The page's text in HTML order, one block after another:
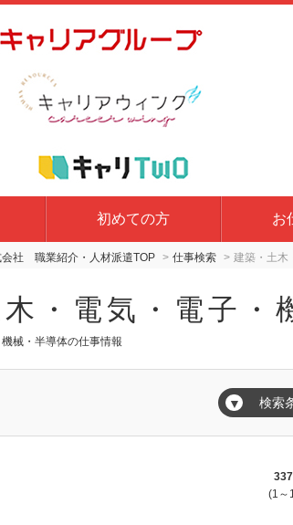
初めての方 お
会社 職業紹介・人材派遣TOP 仕事検索 建築・土木
・電気・電子・
械・半導体の仕事情報
▼ 検索
(1～